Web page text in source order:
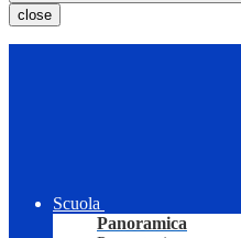
close
Scuola
Panoramica